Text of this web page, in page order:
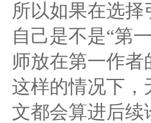
所以如果在选
自己是不是“第
师放在第一作
这样的情况下，
文都会算进后续